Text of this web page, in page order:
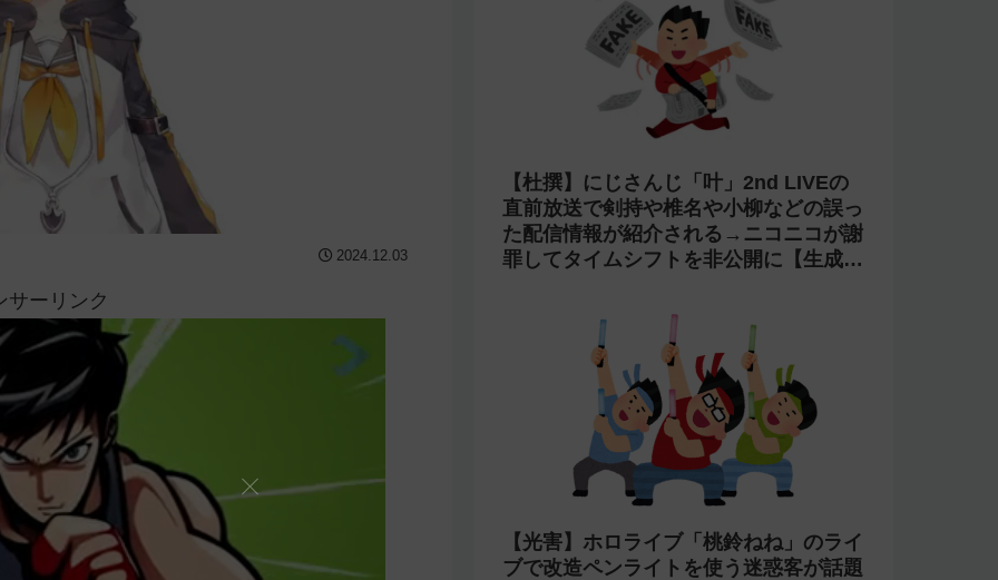
2024.12.03
サーリンク
【杜撰】にじさんじ「叶」2nd LIVEの
直前放送で剣持や椎名や小柳などの誤っ
た配信情報が紹介される→ニコニコが謝
罪してタイムシフトを非公開に【生成
【光害】ホロライブ「桃鈴ねね」のライ
ブで改造ペンライトを使う迷惑客が話題